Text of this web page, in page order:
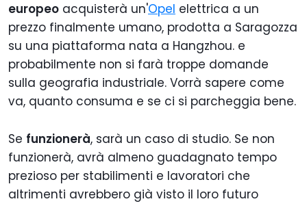
europeo acquisterà un'Opel elettrica a un
prezzo finalmente umano, prodotta a Saragozza
su una piattaforma nata a Hangzhou. e
probabilmente non si farà troppe domande
sulla geografia industriale. Vorrà sapere come
va, quanto consuma e se ci si parcheggia bene.
Se funzionerà, sarà un caso di studio. Se non
funzionerà, avrà almeno guadagnato tempo
prezioso per stabilimenti e lavoratori che
altrimenti avrebbero già visto il loro futuro